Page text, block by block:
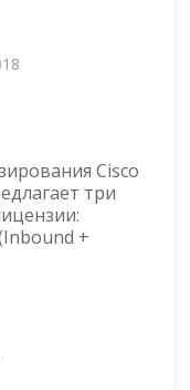
Cisco
три
+